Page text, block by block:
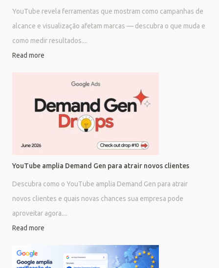
YouTube revela ferramentas que mostram como campanhas de
alcance e visualização afetam marcas — descubra o que muda e
como medir resultados....
Read more
YouTube amplia Demand Gen para atrair novos clientes
Descubra como o YouTube amplia Demand Gen para atrair
novos clientes e quais novas chances sua empresa pode
aproveitar agora....
Read more